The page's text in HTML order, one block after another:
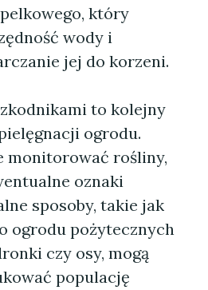
który
wody i
jej do korzeni.
to kolejny
ogrodu.
monitorować rośliny,
oznaki
sposoby, takie jak
ogrodu pożytecznych
czy osy, mogą
populację